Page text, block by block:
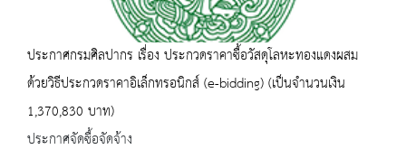
ประกาศกรมศิลปากร เรื่อง ประกวดราคาซื้อวัสดุโลหะทองแดงผสม
ด้วยวิธีประกวดราคาอิเล็กทรอนิกส์ (e-bidding) (เป็นจำนวนเงิน
1,370,830 บาท)
ประกาศจัดซื้อจัดจ้าง